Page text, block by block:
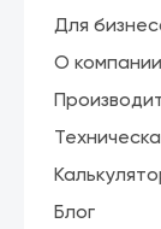
Для
О компании
Блог